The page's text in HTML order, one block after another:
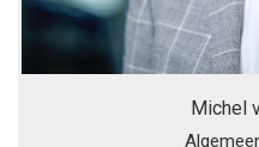
Michel